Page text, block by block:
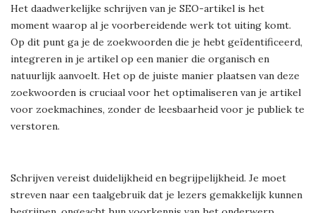
Het daadwerkelijke schrijven van je SEO-artikel is het
moment waarop al je voorbereidende werk tot uiting komt.
Op dit punt ga je de zoekwoorden die je hebt geïdentificeerd,
integreren in je artikel op een manier die organisch en
natuurlijk aanvoelt. Het op de juiste manier plaatsen van deze
zoekwoorden is cruciaal voor het optimaliseren van je artikel
voor zoekmachines, zonder de leesbaarheid voor je publiek te
verstoren.
Schrijven vereist duidelijkheid en begrijpelijkheid. Je moet
streven naar een taalgebruik dat je lezers gemakkelijk kunnen